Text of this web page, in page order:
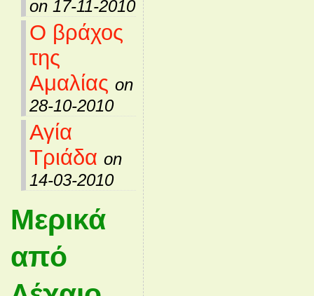
on 17-11-2010
Ο βράχος
της
Αμαλίας on
28-10-2010
Αγία
Τριάδα on
14-03-2010
Μερικά
από